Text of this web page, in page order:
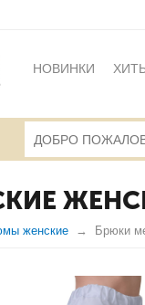
НОВИНКИ
ПУБЛИЧНАЯ
женские Брюки